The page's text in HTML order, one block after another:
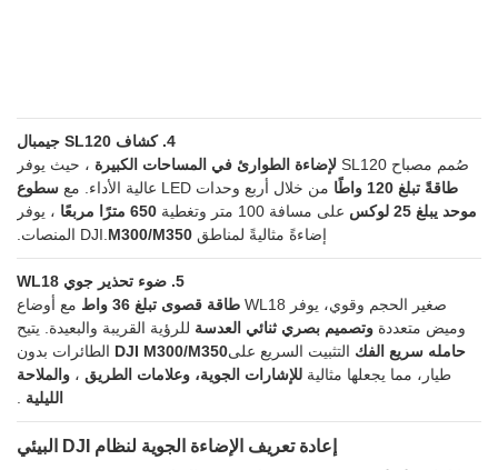
4. كشاف SL120 جيمبال
صُمم مصباح SL120
لإضاءة الطوارئ في المساحات الكبيرة ، حيث يوفر
طاقةً تبلغ 120 واطًا
من خلال أربع وحدات LED عالية الأداء. مع
سطوع
موحد يبلغ 25 لوكس
على مسافة 100 متر وتغطية 650 مترًا مربعًا
، يوفر
إضاءةً مثاليةً لمناطق DJI. M300/M350 المنصات.
5. ضوء تحذير جوي WL18
صغير الحجم وقوي، يوفر WL18
طاقة قصوى تبلغ 36 واط
مع أوضاع
وميض متعددة وتصميم بصري ثنائي العدسة للرؤية القريبة والبعيدة. يتيح
حامله سريع الفك التثبيت السريع علىDJI M300/M350 الطائرات بدون
طيار، مما يجعلها مثالية للإشارات الجوية، وعلامات الطريق ، والملاحة
الليلية .
إعادة تعريف الإضاءة الجوية لنظام DJI البيئي